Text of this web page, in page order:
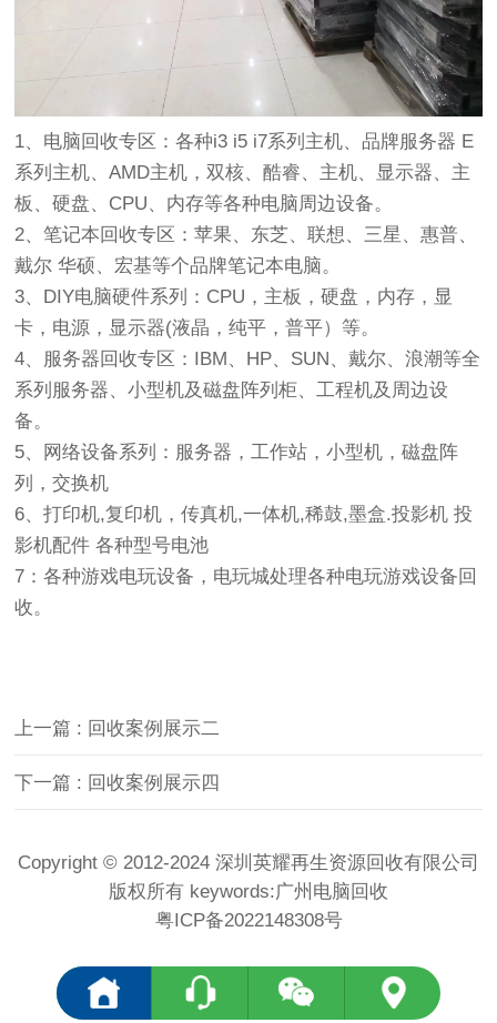
1、电脑回收专区：各种i3 i5 i7系列主机、品牌服务器 E
系列主机、AMD主机，双核、酷睿、主机、显示器、主
板、硬盘、CPU、内存等各种电脑周边设备。
2、笔记本回收专区：苹果、东芝、联想、三星、惠普、
戴尔 华硕、宏基等个品牌笔记本电脑。
3、DIY电脑硬件系列：CPU，主板，硬盘，内存，显
卡，电源，显示器(液晶，纯平，普平）等。
4、服务器回收专区：IBM、HP、SUN、戴尔、浪潮等全
系列服务器、小型机及磁盘阵列柜、工程机及周边设
备。
5、网络设备系列：服务器，工作站，小型机，磁盘阵
列，交换机
6、打印机,复印机，传真机,一体机,稀鼓,墨盒.投影机 投
影机配件 各种型号电池
7：各种游戏电玩设备，电玩城处理各种电玩游戏设备回
收。
上一篇 : 回收案例展示二
下一篇 : 回收案例展示四
Copyright © 2012-2024 深圳英耀再生资源回收有限公司
版权所有 keywords:广州电脑回收
粤ICP备2022148308号